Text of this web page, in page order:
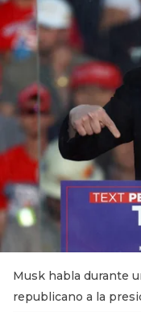
Musk habla durante
republicano a la